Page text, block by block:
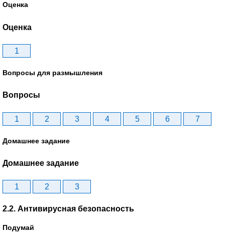
Оценка
Оценка
1
Вопросы для размышления
Вопросы
1 2 3 4 5 6 7
Домашнее задание
Домашнее задание
1 2 3
2.2. Антивирусная безопасность
Подумай